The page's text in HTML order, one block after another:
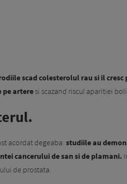
scad colesterolul rau si il cresc
pe arteresi scazand riscul aparitiei
acordat degeaba: studiile au
cancerului de san si de plamani.
de prostata.